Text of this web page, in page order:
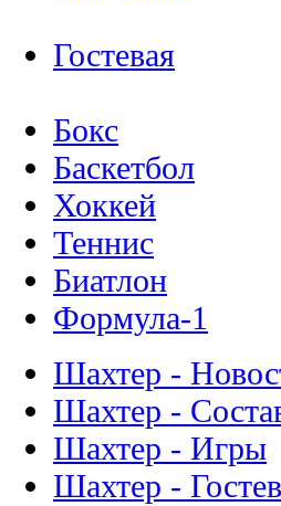
Гостевая
Бокс
Баскетбол
Хоккей
Теннис
Биатлон
Формула-1
Шахтер -
Шахтер -
Шахтер - Игры
Шахтер -